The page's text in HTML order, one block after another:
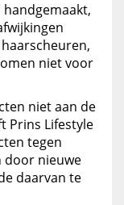
niet voor
niet aan de
Prins Lifestyle
tegen
door nieuwe
daarvan te